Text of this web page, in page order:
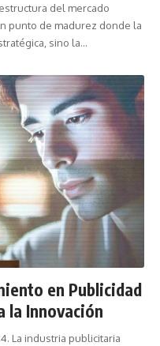
del mercado
punto de madurez donde la
sino la…
en Publicidad
la Innovación
La industria publicitaria